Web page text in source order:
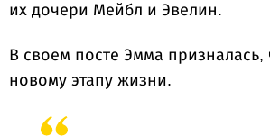
их дочери Мейбл и Эвелин.
В своем посте Эмма призналась,
новому этапу жизни.